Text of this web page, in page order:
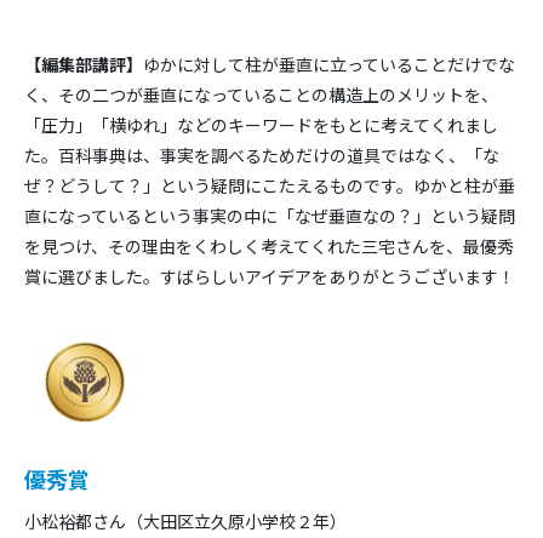
【編集部講評】 ゆかに対して柱が垂直に立っていることだけでな
く、その二つが垂直になっていることの構造上のメリットを、
「圧力」「横ゆれ」などのキーワードをもとに考えてくれまし
た。百科事典は、事実を調べるためだけの道具ではなく、「な
ぜ？どうして？」という疑問にこたえるものです。ゆかと柱が垂
直になっているという事実の中に「なぜ垂直なの？」という疑問
を見つけ、その理由をくわしく考えてくれた三宅さんを、最優秀
賞に選びました。すばらしいアイデアをありがとうございます！
優秀賞
小松裕都さん（大田区立久原小学校２年）